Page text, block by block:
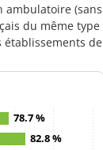
ambulatoire (sans
du même type
établissements de
78.7 %
82.8 %